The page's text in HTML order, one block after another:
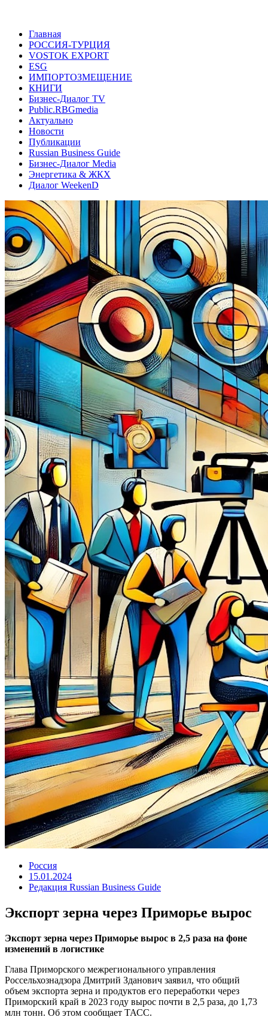
Главная
РОССИЯ-ТУРЦИЯ
VOSTOK EXPORT
ESG
ИМПОРТОЗМЕЩЕНИЕ
КНИГИ
Бизнес-Диалог TV
Public.RBGmedia
Актуально
Новости
Публикации
Russian Business Guide
Бизнес-Диалог Media
Энергетика & ЖКХ
Диалог WeekenD
Россия
15.01.2024
Редакция Russian Business Guide
Экспорт зерна через Приморье вырос
Экспорт зерна через Приморье вырос в 2,5 раза на фоне
изменений в логистике
Глава Приморского межрегионального управления
Россельхознадзора Дмитрий Зданович заявил, что общий
объем экспорта зерна и продуктов его переработки через
Приморский край в 2023 году вырос почти в 2,5 раза, до 1,73
млн тонн. Об этом сообщает ТАСС.